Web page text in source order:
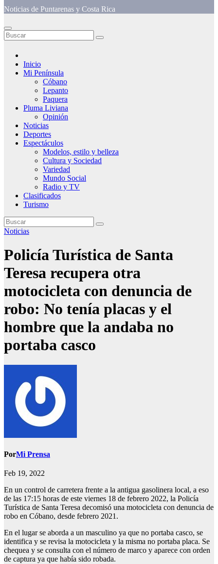
Noticias de Puntarenas y Costa Rica
Inicio
Mi Península
Cóbano
Lepanto
Paquera
Pluma Liviana
Opinión
Noticias
Deportes
Espectáculos
Modelos, estilo y belleza
Cultura y Sociedad
Variedad
Mundo Social
Radio y TV
Clasificados
Turismo
Noticias
Policía Turística de Santa
Teresa recupera otra
motocicleta con denuncia de
robo: No tenía placas y el
hombre que la andaba no
portaba casco
PorMi Prensa
Feb 19, 2022
En un control de carretera frente a la antigua gasolinera local, a eso
de las 17:15 horas de este viernes 18 de febrero 2022, la Policía
Turística de Santa Teresa decomisó una motocicleta con denuncia de
robo en Cóbano, desde febrero 2021.
En el lugar se aborda a un masculino ya que no portaba casco, se
identifica y se revisa la motocicleta y la misma no portaba placa. Se
chequea y se consulta con el número de marco y aparece con orden
de captura ya que había sido robada.